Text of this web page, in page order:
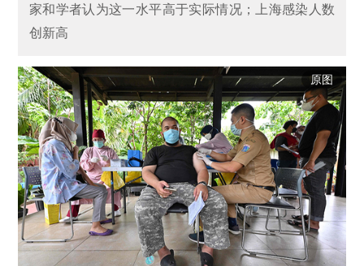
家和学者认为这一水平高于实际情况；上海感染人数
创新高
原图